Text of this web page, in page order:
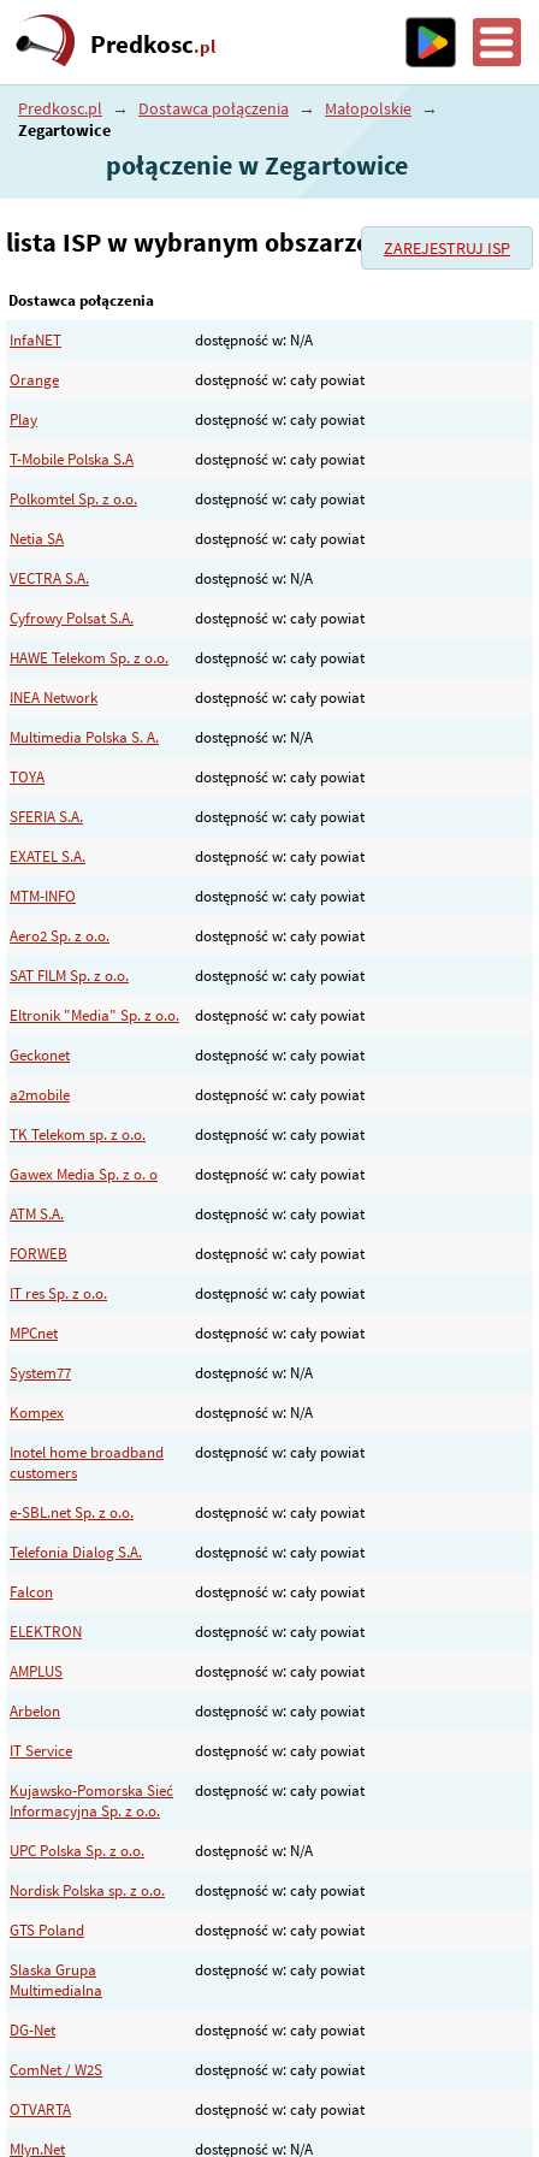
Predkosc.pl
Predkosc.pl → Dostawca połączenia → Małopolskie →
Zegartowice
połączenie w Zegartowice
ZAREJESTRUJ ISP
lista ISP w wybranym obszarze
Dostawca połączenia
InfaNET
dostępność w: N/A
Orange
dostępność w: cały powiat
Play
dostępność w: cały powiat
T-Mobile Polska S.A
dostępność w: cały powiat
Polkomtel Sp. z o.o.
dostępność w: cały powiat
Netia SA
dostępność w: cały powiat
VECTRA S.A.
dostępność w: N/A
Cyfrowy Polsat S.A.
dostępność w: cały powiat
HAWE Telekom Sp. z o.o.
dostępność w: cały powiat
INEA Network
dostępność w: cały powiat
Multimedia Polska S. A.
dostępność w: N/A
TOYA
dostępność w: cały powiat
SFERIA S.A.
dostępność w: cały powiat
EXATEL S.A.
dostępność w: cały powiat
MTM-INFO
dostępność w: cały powiat
Aero2 Sp. z o.o.
dostępność w: cały powiat
SAT FILM Sp. z o.o.
dostępność w: cały powiat
Eltronik "Media" Sp. z o.o.
dostępność w: cały powiat
Geckonet
dostępność w: cały powiat
a2mobile
dostępność w: cały powiat
TK Telekom sp. z o.o.
dostępność w: cały powiat
Gawex Media Sp. z o. o
dostępność w: cały powiat
ATM S.A.
dostępność w: cały powiat
FORWEB
dostępność w: cały powiat
IT res Sp. z o.o.
dostępność w: cały powiat
MPCnet
dostępność w: cały powiat
System77
dostępność w: N/A
Kompex
dostępność w: N/A
Inotel home broadband
customers
dostępność w: cały powiat
e-SBL.net Sp. z o.o.
dostępność w: cały powiat
Telefonia Dialog S.A.
dostępność w: cały powiat
Falcon
dostępność w: cały powiat
ELEKTRON
dostępność w: cały powiat
AMPLUS
dostępność w: cały powiat
Arbelon
dostępność w: cały powiat
IT Service
dostępność w: cały powiat
Kujawsko-Pomorska Sieć
Informacyjna Sp. z o.o.
dostępność w: cały powiat
UPC Polska Sp. z o.o.
dostępność w: N/A
Nordisk Polska sp. z o.o.
dostępność w: cały powiat
GTS Poland
dostępność w: cały powiat
Slaska Grupa
Multimedialna
dostępność w: cały powiat
DG-Net
dostępność w: cały powiat
ComNet / W2S
dostępność w: cały powiat
OTVARTA
dostępność w: cały powiat
Mlyn.Net
dostępność w: N/A